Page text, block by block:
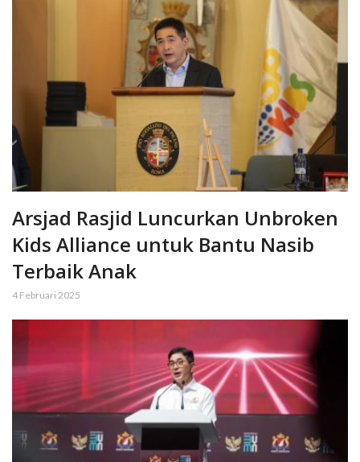
Arsjad Rasjid Luncurkan Unbroken
Kids Alliance untuk Bantu Nasib
Terbaik Anak
4 Februari 2025